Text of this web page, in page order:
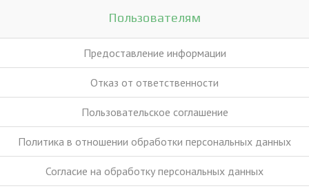
Пользователям
Предоставление информации
Отказ от ответственности
Пользовательское соглашение
Политика в отношении обработки персональных данных
Согласие на обработку персональных данных